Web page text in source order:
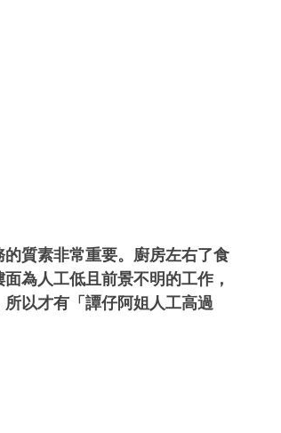
質素非常重要。廚房左右了食
為人工低且前景不明的工作，
以才有「譚仔阿姐人工高過